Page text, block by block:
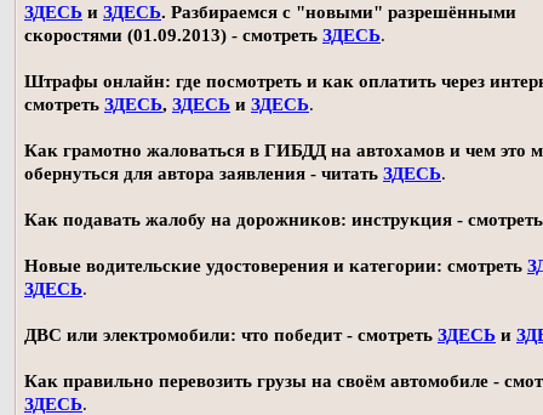
ЗДЕСЬ и ЗДЕСЬ. Разбираемся с "новыми" разрешёнными
скоростями (01.09.2013) - смотреть ЗДЕСЬ.
Штрафы онлайн: где посмотреть и как оплатить через
смотреть ЗДЕСЬ, ЗДЕСЬ и ЗДЕСЬ.
Как грамотно жаловаться в ГИБДД на автохамов и чем это
обернуться для автора заявления - читать ЗДЕСЬ.
Как подавать жалобу на дорожников: инструкция -
Новые водительские удостоверения и категории: смотреть
ЗДЕСЬ.
ДВС или электромобили: что победит - смотреть ЗДЕСЬ и
Как правильно перевозить грузы на своём автомобиле -
ЗДЕСЬ.